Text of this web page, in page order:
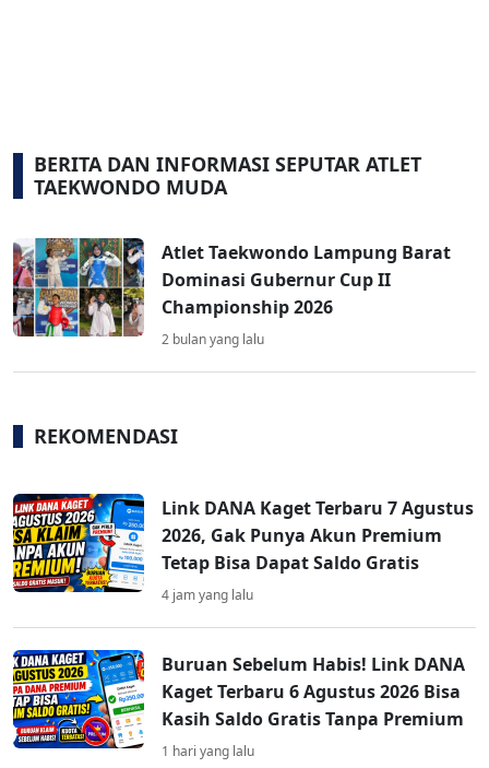
BERITA DAN INFORMASI SEPUTAR ATLET
TAEKWONDO MUDA
Atlet Taekwondo Lampung Barat
Dominasi Gubernur Cup II
Championship 2026
2 bulan yang lalu
REKOMENDASI
Link DANA Kaget Terbaru 7 Agustus
2026, Gak Punya Akun Premium
Tetap Bisa Dapat Saldo Gratis
4 jam yang lalu
Buruan Sebelum Habis! Link DANA
Kaget Terbaru 6 Agustus 2026 Bisa
Kasih Saldo Gratis Tanpa Premium
1 hari yang lalu